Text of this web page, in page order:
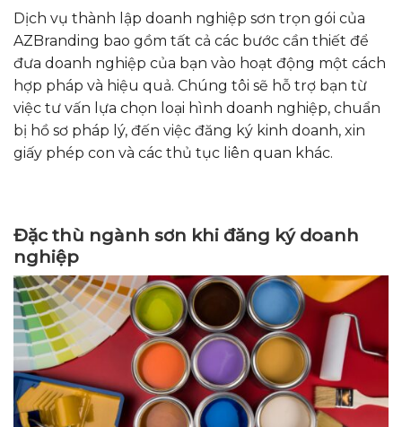
Dịch vụ thành lập doanh nghiệp sơn trọn gói của
AZBranding bao gồm tất cả các bước cần thiết để
đưa doanh nghiệp của bạn vào hoạt động một cách
hợp pháp và hiệu quả. Chúng tôi sẽ hỗ trợ bạn từ
việc tư vấn lựa chọn loại hình doanh nghiệp, chuẩn
bị hồ sơ pháp lý, đến việc đăng ký kinh doanh, xin
giấy phép con và các thủ tục liên quan khác.
Đặc thù ngành sơn khi đăng ký doanh
nghiệp